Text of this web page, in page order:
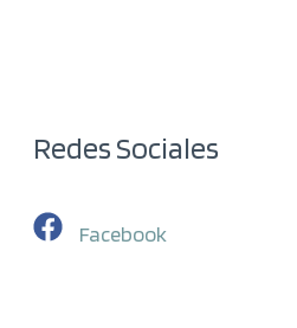
Redes Sociales
Facebook